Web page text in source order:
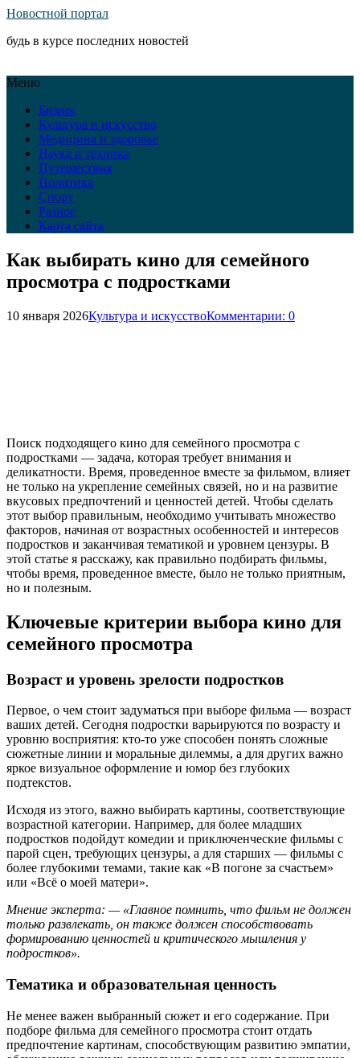
Новостной портал
будь в курсе последних новостей
Меню
Бизнес
Культура и искусство
Медицина и здоровье
Наука и техника
Путешествия
Политика
Спорт
Разное
Карта сайта
Как выбирать кино для семейного
просмотра с подростками
10 января 2026Культура и искусствоКомментарии: 0
Поиск подходящего кино для семейного просмотра с
подростками — задача, которая требует внимания и
деликатности. Время, проведенное вместе за фильмом, влияет
не только на укрепление семейных связей, но и на развитие
вкусовых предпочтений и ценностей детей. Чтобы сделать
этот выбор правильным, необходимо учитывать множество
факторов, начиная от возрастных особенностей и интересов
подростков и заканчивая тематикой и уровнем цензуры. В
этой статье я расскажу, как правильно подбирать фильмы,
чтобы время, проведенное вместе, было не только приятным,
но и полезным.
Ключевые критерии выбора кино для
семейного просмотра
Возраст и уровень зрелости подростков
Первое, о чем стоит задуматься при выборе фильма — возраст
ваших детей. Сегодня подростки варьируются по возрасту и
уровню восприятия: кто-то уже способен понять сложные
сюжетные линии и моральные дилеммы, а для других важно
яркое визуальное оформление и юмор без глубоких
подтекстов.
Исходя из этого, важно выбирать картины, соответствующие
возрастной категории. Например, для более младших
подростков подойдут комедии и приключенческие фильмы с
парой сцен, требующих цензуры, а для старших — фильмы с
более глубокими темами, такие как «В погоне за счастьем»
или «Всё о моей матери».
Мнение эксперта: — «Главное помнить, что фильм не должен
только развлекать, он также должен способствовать
формированию ценностей и критического мышления у
подростков».
Тематика и образовательная ценность
Не менее важен выбранный сюжет и его содержание. При
подборе фильма для семейного просмотра стоит отдать
предпочтение картинам, способствующим развитию эмпатии,